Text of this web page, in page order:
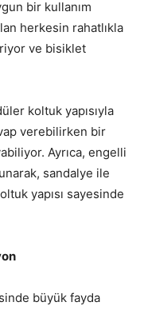
bir kullanım
herkesin rahatlıkla
ve bisiklet
koltuk yapısıyla
verebilirken bir
Ayrıca, engelli
sandalye ile
yapısı sayesinde
büyük fayda